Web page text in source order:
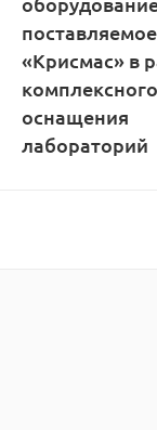
«Крисмас» в
комплексного
оснащения
лабораторий